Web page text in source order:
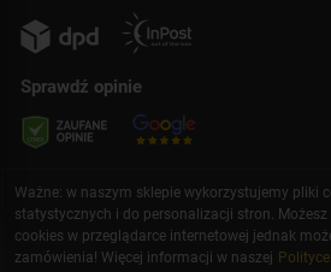
Sprawdź opinie
Ważne: w naszym sklepie wykorzystujemy pliki
statystycznych i do personalizacji stron. Możesz
cookies w przeglądarce internetowej jednak
zamówienia! Więcej informacji w naszej